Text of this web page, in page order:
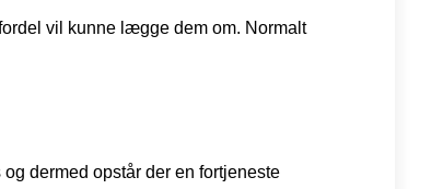
vil kunne lægge dem om. Normalt
dermed opstår der en fortjeneste